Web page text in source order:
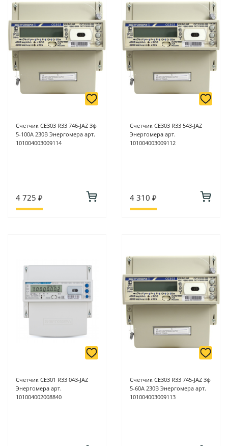
Счетчик СЕ303 R33 746-JAZ 3ф
5-100А 230В Энергомера арт.
101004003009114
4 725 ₽
Счетчик CE303 R33 543-JAZ
Энергомера арт.
101004003009112
4 310 ₽
Счетчик CE301 R33 043-JAZ
Энергомера арт.
101004002008840
Счетчик CE303 R33 745-JАZ 3ф
5-60А 230В Энергомера арт.
101004003009113